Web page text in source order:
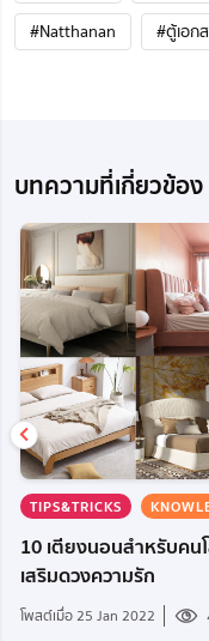
#Natthanan
#ตู้เอก
บทความที่เกี่ยวข้อง
TIPS&TRICKS
10 เตียงนอนสำหรับค
เสริมดวงความรัก
โพสต์เมื่อ 25 Jan 2022